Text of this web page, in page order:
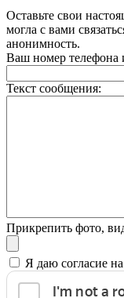
Оставьте свои
могла с вами
анонимность.
Ваш номер телефона
Текст сообщения:
Прикрепить фото,
Я даю согласие на